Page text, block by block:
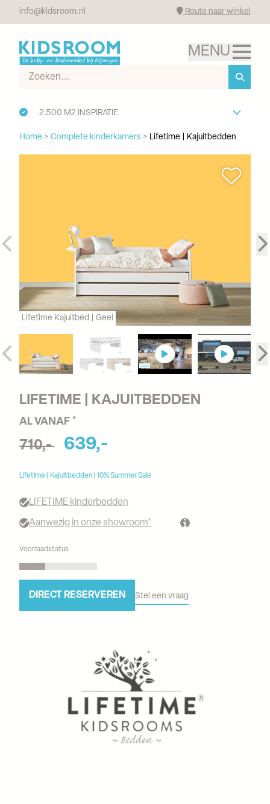
info@kidsroom.nl Route naar winkel
2.500 M2 INSPIRATIE
Home > Complete kinderkamers > Lifetime | Kajuitbedden
Lifetime Kajuitbed | Geel
LIFETIME | KAJUITBEDDEN
AL VANAF *
710,- 639,-
Lifetime | Kajuitbedden | 10% Summer Sale
LIFETIME kinderbedden
Aanwezig in onze showroom*
Voorraadstatus
DIRECT RESERVEREN Stel een vraag